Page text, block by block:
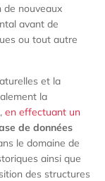
de nouveaux
avant de
ou tout autre
et la
la
en effectuant un
de données
le domaine de
ainsi que
des structures